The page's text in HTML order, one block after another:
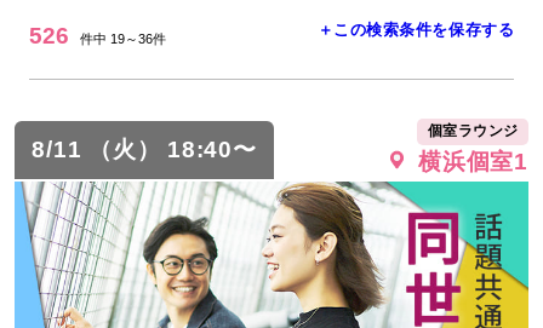
526 件中 19～36件 ＋この検索条件を保存する
8/11 （火） 18:40〜
個室ラウンジ
横浜個室1